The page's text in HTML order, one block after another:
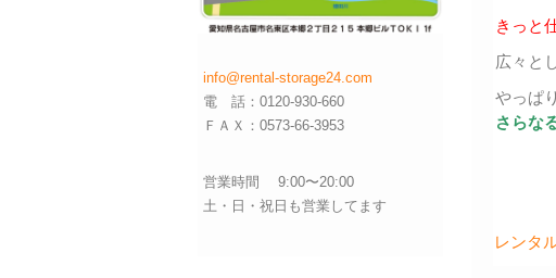
info@rental-storage24.com
電 話：0120-930-660
ＦＡＸ：0573-66-3953
営業時間 9:00〜20:00
土・日・祝日も営業してます
きっと
広々と
やっぱ
さらな
レンタ